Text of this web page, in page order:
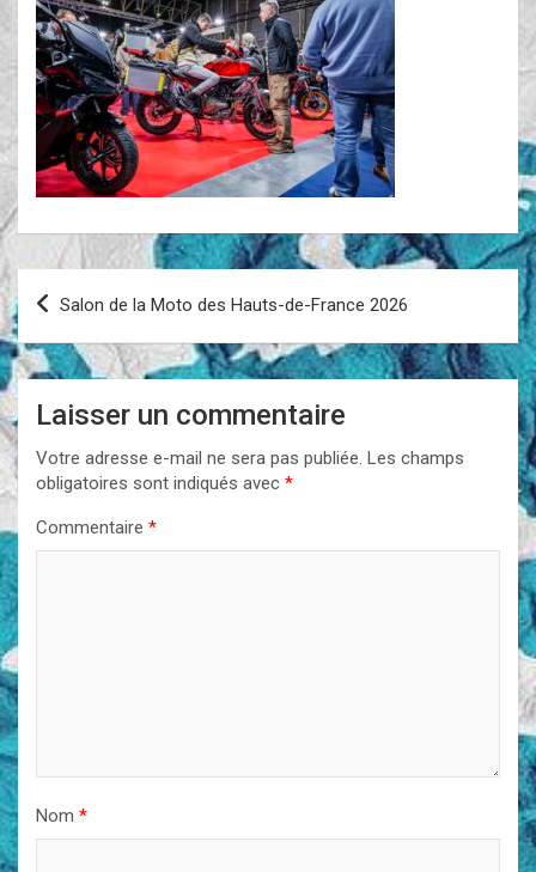
Navigation
de
l’article
Salon de la Moto des Hauts-de-France 2026
Laisser un commentaire
Votre adresse e-mail ne sera pas publiée. Les champs
obligatoires sont indiqués avec *
Commentaire *
Nom *